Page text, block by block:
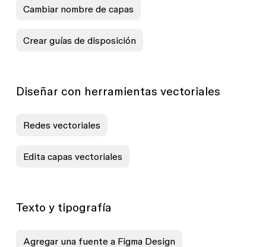
Cambiar nombre de capas
Crear guías de disposición
Diseñar con herramientas vectoriales
Redes vectoriales
Edita capas vectoriales
Texto y tipografía
Agregar una fuente a Figma Design